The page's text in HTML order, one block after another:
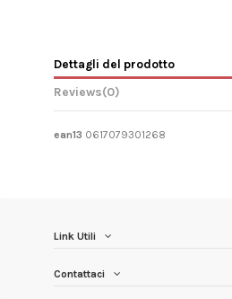
Dettagli del prodotto
Reviews(0)
ean13 0617079301268
Link Utili
Contattaci